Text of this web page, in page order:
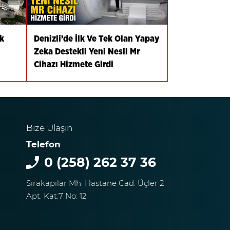
Denizli’de İlk Ve Tek Olan Yapay
Zeka Destekli Yeni Nesil Mr
Cihazı Hizmete Girdi
Bize Ulaşın
Telefon
0 (258) 262 37 36
Sırakapılar Mh. Hastane Cad. Üçler 2
Apt. Kat:7 No: 12